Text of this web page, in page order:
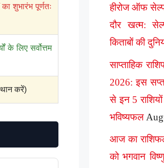
शुभारंभ पूर्णतः
लिए सर्वोत्तम
करें)
हीरोज ऑफ
दौर खत्म:
किताबों की
साप्ताहिक
2026: इस
से इन 5 राशियों
भविष्यफल
आज का
को भगवान